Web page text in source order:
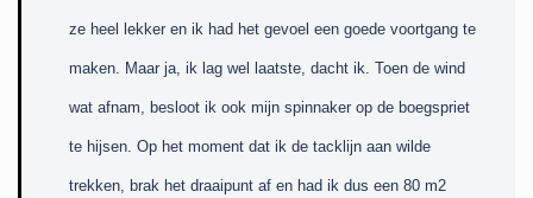
ze heel lekker en ik had het gevoel een goede voortgang te
maken. Maar ja, ik lag wel laatste, dacht ik. Toen de wind
wat afnam, besloot ik ook mijn spinnaker op de boegspriet
te hijsen. Op het moment dat ik de tacklijn aan wilde
trekken, brak het draaipunt af en had ik dus een 80 m2